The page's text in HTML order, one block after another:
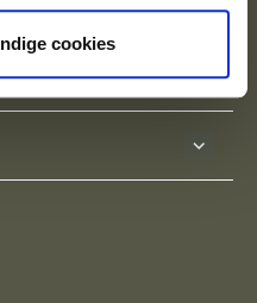
cookies